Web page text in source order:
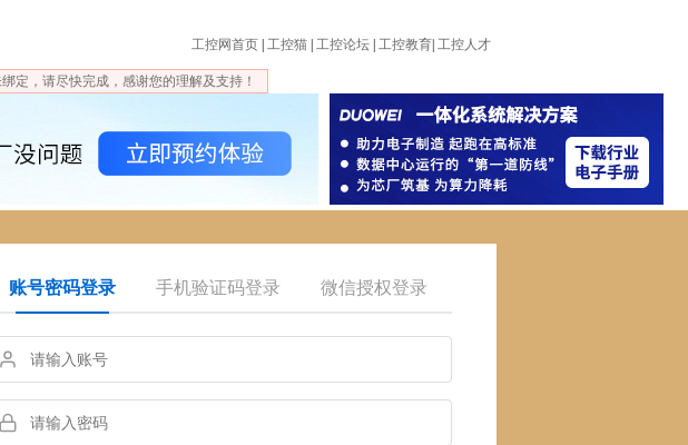
工控网首页 工控猫 工控论坛 工控教育 工控人才
定，请尽快完成，感谢您的理解及支持！
账号密码登录 手机验证码登录 微信授权登录